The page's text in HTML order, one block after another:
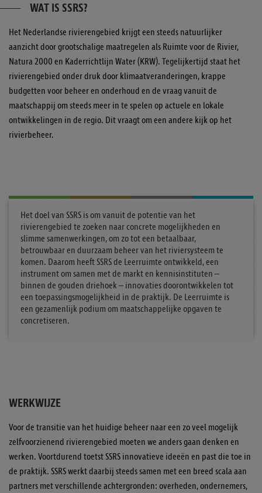
WAT IS SSRS?
Het Nederlandse rivierengebied krijgt een steeds natuurlijker
aanzicht door grootschalige maatregelen als Ruimte voor de Rivier,
Natura 2000 en Kaderrichtlijn Water (KRW). Tegelijkertijd staat het
rivierengebied onder druk door klimaatveranderingen, krappe
budgetten voor beheer en onderhoud en de vraag vanuit de
maatschappij om steeds meer in te spelen op actuele en lokale
ontwikkelingen in de regio. Dit vraagt om een andere kijk op het
rivierbeheer.
Het doel van SSRS is om vanuit de potentie van het
rivierengebied te zoeken naar concrete mogelijkheden en
slimme samenwerkingen, om zo tot een betaalbaar,
betrouwbaar en duurzaam beheer van het riviersysteem te
komen. Daarom heeft SSRS de Leerruimte ontwikkeld, een
instrument om samen met de markt en kennisinstituten –
binnen de gouden driehoek – innovaties doorontwikkelen tot
een toepassingsmogelijkheid in de praktijk. De Leerruimte is
een gezamenlijk podium om maatschappelijke opgaven te
concretiseren.
WERKWIJZE
Voor de transitie van het huidige beheer naar een zo veel mogelijk
zelfvoorzienend rivierengebied moeten we anders gaan denken en
werken. Voortdurend toetst SSRS innovatieve ideeën en past die toe in
de praktijk. SSRS werkt daarbij steeds samen met een breed scala aan
partners met verschillende achtergronden: overheden, ondernemers,